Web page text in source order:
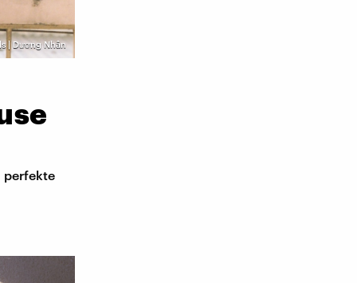
| Dương Nhân
perfekte